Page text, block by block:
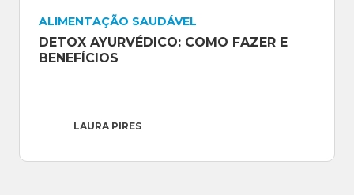
ALIMENTAÇÃO SAUDÁVEL
DETOX AYURVÉDICO: COMO FAZER E
BENEFÍCIOS
LAURA PIRES